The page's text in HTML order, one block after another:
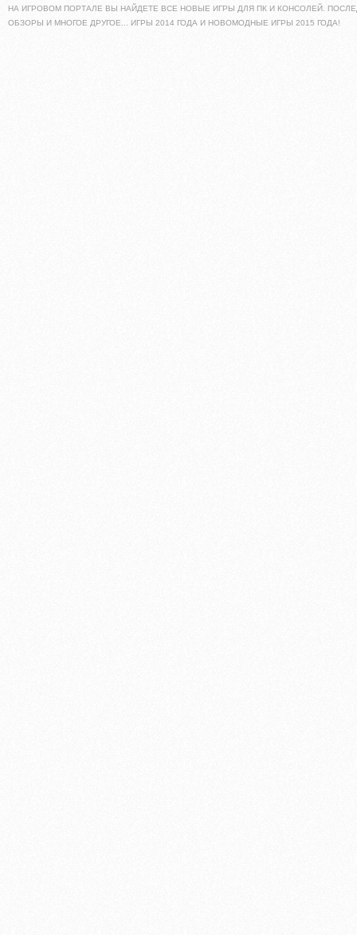
НА ИГРОВОМ ПОРТАЛЕ ВЫ НАЙДЕТЕ ВСЕ НОВЫЕ ИГРЫ ДЛЯ ПК И КОНСОЛЕЙ.
ОБЗОРЫ И МНОГОЕ ДРУГОЕ... ИГРЫ 2014 ГОДА И НОВОМОДНЫЕ ИГРЫ 2015 ГОДА!